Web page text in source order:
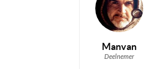
Manvan
Deelnemer